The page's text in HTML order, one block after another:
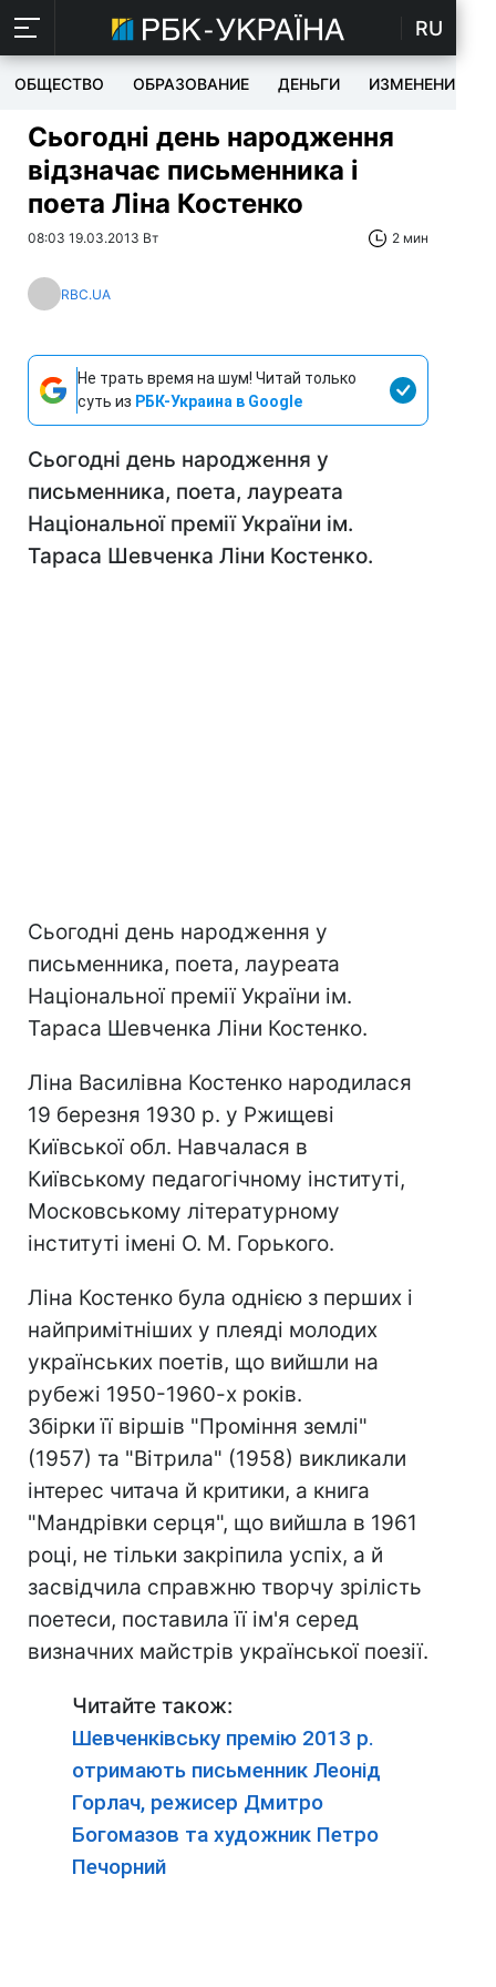
RU
ОБЩЕСТВО ОБРАЗОВАНИЕ ДЕНЬГИ ИЗМЕНЕНИЯ
Сьогодні день народження
відзначає письменника і
поета Ліна Костенко
08:03 19.03.2013 Вт 2 мин
RBC.UA
Не трать время на шум! Читай только
суть из РБК-Украина в Google
Сьогодні день народження у
письменника, поета, лауреата
Національної премії України ім.
Тараса Шевченка Ліни Костенко.
Сьогодні день народження у
письменника, поета, лауреата
Національної премії України ім.
Тараса Шевченка Ліни Костенко.
Ліна Василівна Костенко народилася
19 березня 1930 р. у Ржищеві
Київської обл. Навчалася в
Київському педагогічному інституті,
Московському літературному
інституті імені О. М. Горького.
Ліна Костенко була однією з перших і
найпримітніших у плеяді молодих
українських поетів, що вийшли на
рубежі 1950-1960-х років.
Збірки її віршів "Проміння землі"
(1957) та "Вітрила" (1958) викликали
інтерес читача й критики, а книга
"Мандрівки серця", що вийшла в 1961
році, не тільки закріпила успіх, а й
засвідчила справжню творчу зрілість
поетеси, поставила її ім'я серед
визначних майстрів української поезії.
Читайте також:
Шевченківську премію 2013 р.
отримають письменник Леонід
Горлач, режисер Дмитро
Богомазов та художник Петро
Печорний